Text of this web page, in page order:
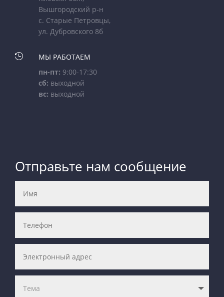
Вышгородский р-н
с. Старые Петровцы,
ул. Дубровского 8б

МЫ РАБОТАЕМ
пн-пт: 9:00-17:30
сб: выходной
вс: выходной
Отправьте нам сообщение